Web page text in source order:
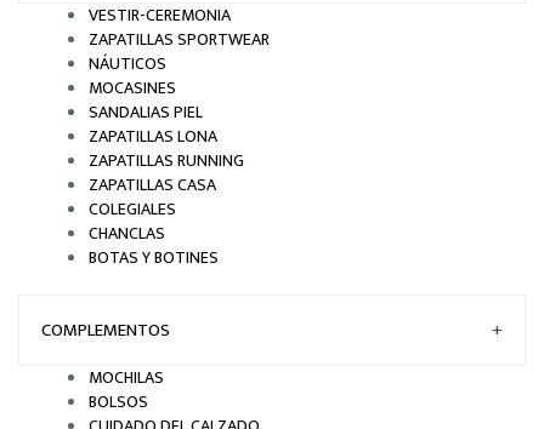
VESTIR-CEREMONIA
ZAPATILLAS SPORTWEAR
NÁUTICOS
MOCASINES
SANDALIAS PIEL
ZAPATILLAS LONA
ZAPATILLAS RUNNING
ZAPATILLAS CASA
COLEGIALES
CHANCLAS
BOTAS Y BOTINES
COMPLEMENTOS +
MOCHILAS
BOLSOS